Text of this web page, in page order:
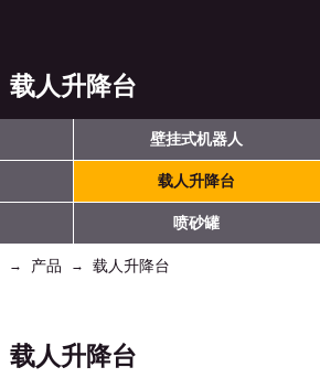
载人升降台
壁挂式机器人
载人升降台
喷砂罐
→ 产品 → 载人升降台
载人升降台